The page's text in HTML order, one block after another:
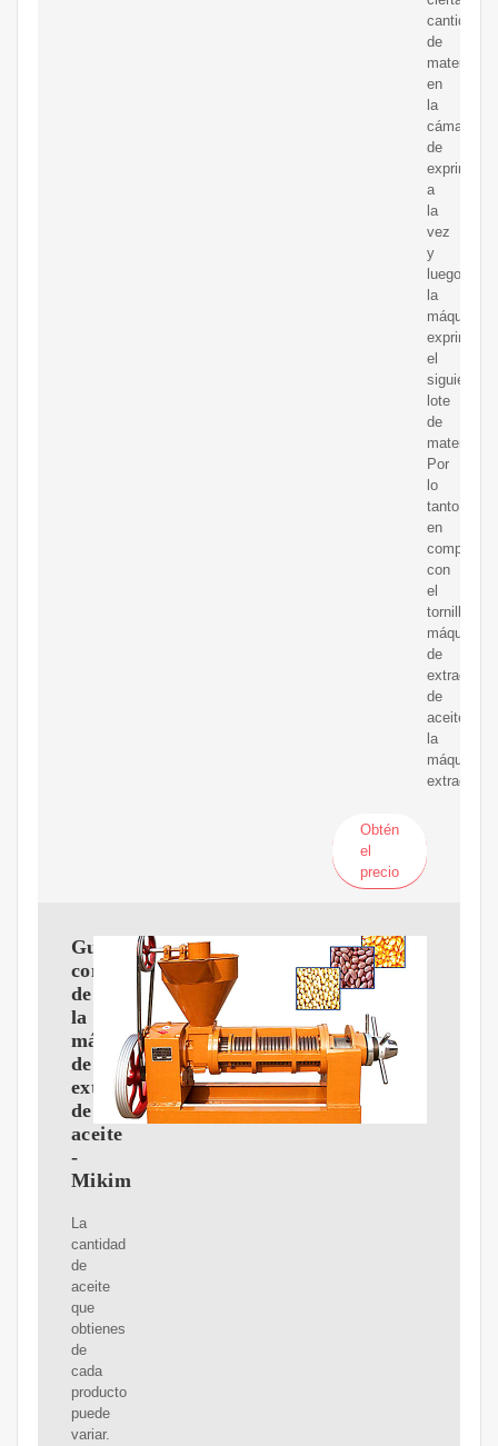
cantidad
de
material
en
la
cámara
de
exprimido
a
la
vez
y
luego
la
máquina
exprime
el
siguiente
lote
de
materiales.
Por
lo
tanto,
en
con
el
tornillo
máquina
de
extracción
de
aceite,
la
máquina
extractora
Obtén
el
precio
Guía
completa
de
la
máquina
de
extracción
de
aceite
-
Mikim
La
cantidad
de
aceite
que
obtienes
de
cada
producto
puede
variar.